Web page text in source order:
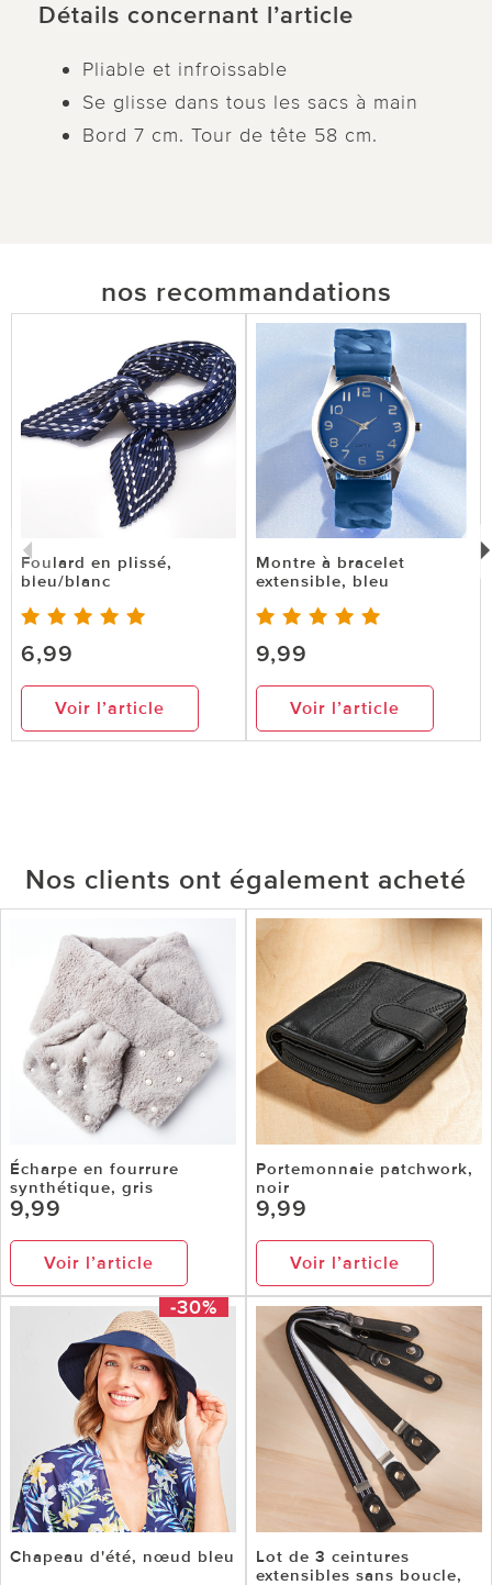
Détails concernant l’article
Pliable et infroissable
Se glisse dans tous les sacs à main
Bord 7 cm. Tour de tête 58 cm.
nos recommandations
Foulard en plissé,
bleu/blanc
6,99
Voir l’article
Montre à bracelet
extensible, bleu
9,99
Voir l’article
Nos clients ont également acheté
Écharpe en fourrure
synthétique, gris
9,99
Voir l’article
Portemonnaie patchwork,
noir
9,99
Voir l’article
-30%
Chapeau d'été, nœud bleu
Lot de 3 ceintures
extensibles sans boucle,